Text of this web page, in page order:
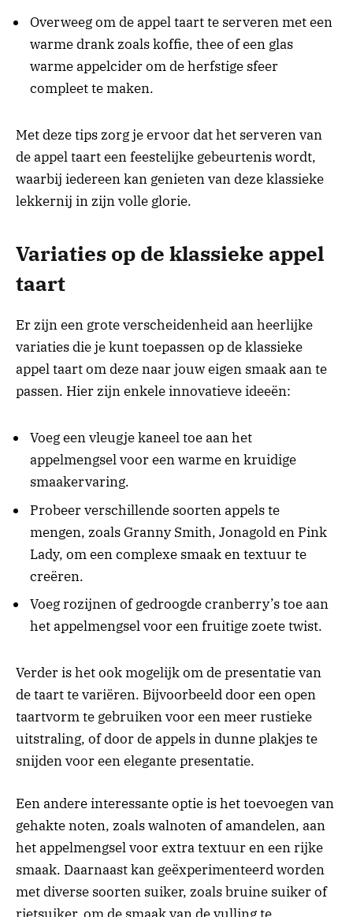
Overweeg om de appel taart te serveren met een
warme drank zoals koffie, thee of een glas
warme appelcider om de herfstige sfeer
compleet te maken.
Met deze tips zorg je ervoor dat het serveren van
de appel taart een feestelijke gebeurtenis wordt,
waarbij iedereen kan genieten van deze klassieke
lekkernij in zijn volle glorie.
Variaties op de klassieke appel
taart
Er zijn een grote verscheidenheid aan heerlijke
variaties die je kunt toepassen op de klassieke
appel taart om deze naar jouw eigen smaak aan te
passen. Hier zijn enkele innovatieve ideeën:
Voeg een vleugje kaneel toe aan het
appelmengsel voor een warme en kruidige
smaakervaring.
Probeer verschillende soorten appels te
mengen, zoals Granny Smith, Jonagold en Pink
Lady, om een complexe smaak en textuur te
creëren.
Voeg rozijnen of gedroogde cranberry’s toe aan
het appelmengsel voor een fruitige zoete twist.
Verder is het ook mogelijk om de presentatie van
de taart te variëren. Bijvoorbeeld door een open
taartvorm te gebruiken voor een meer rustieke
uitstraling, of door de appels in dunne plakjes te
snijden voor een elegante presentatie.
Een andere interessante optie is het toevoegen van
gehakte noten, zoals walnoten of amandelen, aan
het appelmengsel voor extra textuur en een rijke
smaak. Daarnaast kan geëxperimenteerd worden
met diverse soorten suiker, zoals bruine suiker of